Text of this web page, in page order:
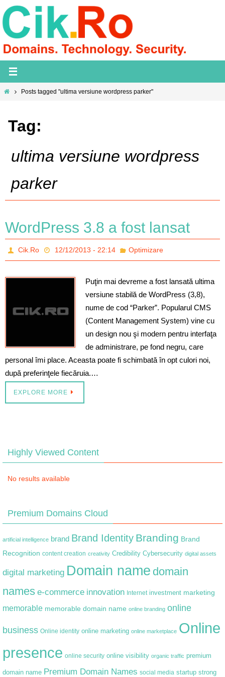
Skip
to
content
HomePosts tagged "ultima versiune wordpress parker"
Tag:
ultima versiune wordpress
parker
WordPress 3.8 a fost lansat
Cik.Ro 12/12/2013 - 22:14 Optimizare
Puţin mai devreme a fost lansată ultima
versiune stabilă de WordPress (3,8),
nume de cod “Parker”. Popularul CMS
(Content Management System) vine cu
un design nou şi modern pentru interfaţa
de administrare, pe fond negru, care
personal îmi place. Aceasta poate fi schimbată în opt culori noi,
după preferinţele fiecăruia.…
EXPLORE MORE
Highly Viewed Content
No results available
Premium Domains Cloud
artificial intelligence brand Brand Identity Branding Brand
Recognition content creation creativity Credibility Cybersecurity digital assets
digital marketing Domain name domain
names e-commerce innovation Internet investment marketing
memorable memorable domain name online branding online
business Online identity online marketing online marketplace Online
presence online security online visibility organic traffic premium
domain name Premium Domain Names social media startup strong